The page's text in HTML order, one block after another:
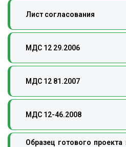
Лист согласования
МДС 12 29.2006
МДС 12 81.2007
МДС 12-46.2008
Образец готового